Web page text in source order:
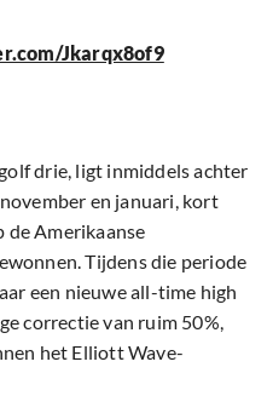
Jkarqx8of9
drie, ligt inmiddels achter
en januari, kort
de Amerikaanse
Tijdens die periode
een nieuwe all-time high
correctie van ruim 50%,
het Elliott Wave-